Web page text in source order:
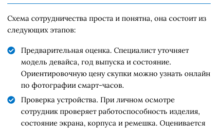
Схема сотрудничества проста и понятна, она состоит из
следующих этапов:
Предварительная оценка. Специалист уточняет
модель девайса, год выпуска и состояние.
Ориентировочную цену скупки можно узнать онлайн
по фотографии смарт-часов.
Проверка устройства. При личном осмотре
сотрудник проверяет работоспособность изделия,
состояние экрана, корпуса и ремешка. Оценивается